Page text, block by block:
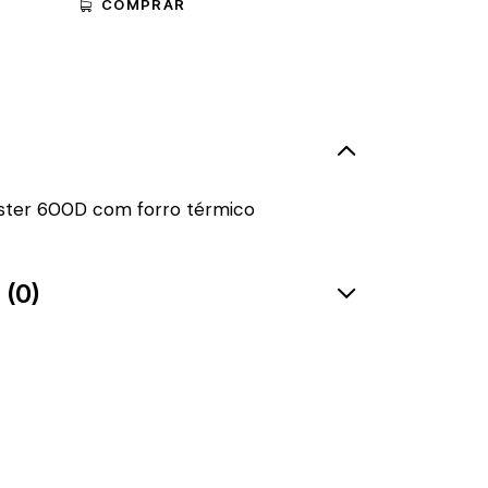
COMPRAR
600D com forro térmico
(0)